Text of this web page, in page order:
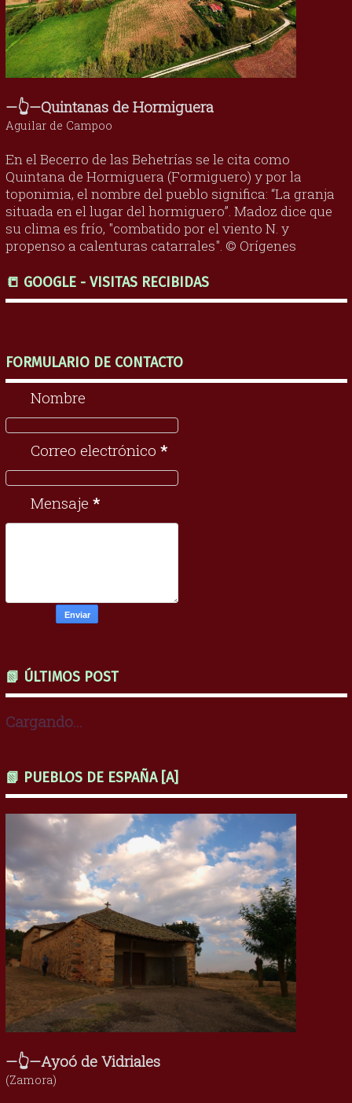
—👆—Quintanas de Hormiguera
Aguilar de Campoo
En el Becerro de las Behetrías se le cita como
Quintana de Hormiguera (Formiguero) y por la
toponimia, el nombre del pueblo significa: “La granja
situada en el lugar del hormiguero”. Madoz dice que
su clima es frío, "combatido por el viento N. y
propenso a calenturas catarrales". © Orígenes
📒 GOOGLE - VISITAS RECIBIDAS
FORMULARIO DE CONTACTO
Nombre
Correo electrónico *
Mensaje *
📗 ÚLTIMOS POST
Cargando...
📗 PUEBLOS DE ESPAÑA [A]
—👆—Ayoó de Vidriales
(Zamora)